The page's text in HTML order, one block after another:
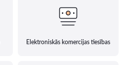
Elektroniskās komercijas tiesības